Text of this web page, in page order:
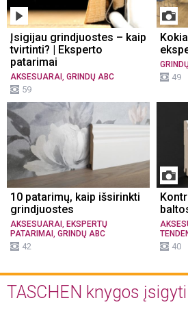
Įsigijau grindjuostes – kaip
tvirtinti? | Eksperto
patarimai
AKSESUARAI GRINDŲ ABC
59
49
10 patarimų, kaip išsirinkti
grindjuostes
AKSESUARAI , EKSPERTŲ
PATARIMAI , GRINDŲ ABC
42 40
TASCHEN knygos įsigyti